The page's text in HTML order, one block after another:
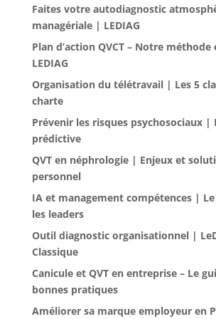
Faites votre autodiagnostic
managériale | LEDIAG
Plan d’action QVCT – Notre méthode
LEDIAG
Organisation du télétravail | Les 5
charte
Prévenir les risques psychosociaux |
prédictive
QVT en néphrologie | Enjeux et
personnel
IA et management compétences |
les leaders
Outil diagnostic organisationnel |
Classique
Canicule et QVT en entreprise – Le
bonnes pratiques
Améliorer sa marque employeur en